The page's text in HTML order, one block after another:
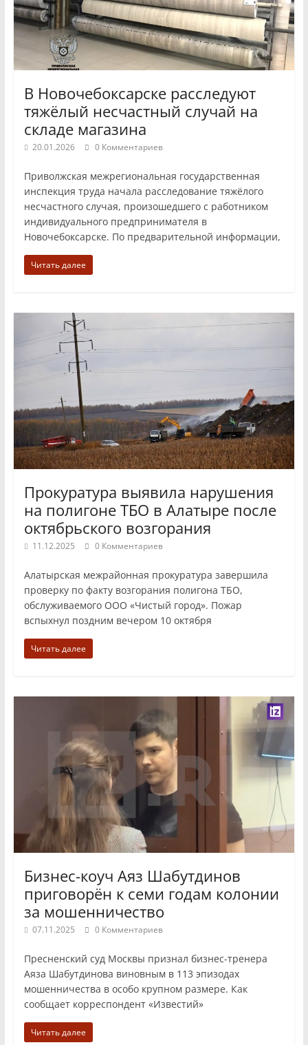
В Новочебоксарске расследуют
тяжёлый несчастный случай на
складе магазина
20.01.2026 0 Комментариев
Приволжская межрегиональная государственная
инспекция труда начала расследование тяжёлого
несчастного случая, произошедшего с работником
индивидуального предпринимателя в
Новочебоксарске. По предварительной информации,
Читать далее
Прокуратура выявила нарушения
на полигоне ТБО в Алатыре после
октябрьского возгорания
11.12.2025 0 Комментариев
Алатырская межрайонная прокуратура завершила
проверку по факту возгорания полигона ТБО,
обслуживаемого ООО «Чистый город». Пожар
вспыхнул поздним вечером 10 октября
Читать далее
Бизнес-коуч Аяз Шабутдинов
приговорён к семи годам колонии
за мошенничество
07.11.2025 0 Комментариев
Пресненский суд Москвы признал бизнес-тренера
Аяза Шабутдинова виновным в 113 эпизодах
мошенничества в особо крупном размере. Как
сообщает корреспондент «Известий»
Читать далее